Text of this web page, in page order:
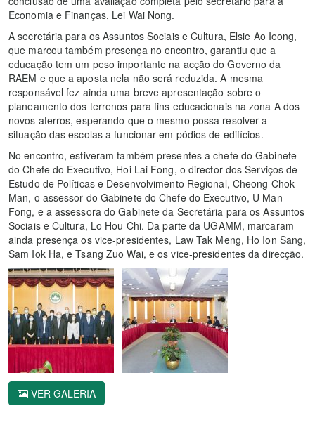
Economia e Finanças, Lei Wai Nong.
A secretária para os Assuntos Sociais e Cultura, Elsie Ao Ieong,
que marcou também presença no encontro, garantiu que a
educação tem um peso importante na acção do Governo da
RAEM e que a aposta nela não será reduzida. A mesma
responsável fez ainda uma breve apresentação sobre o
planeamento dos terrenos para fins educacionais na zona A dos
novos aterros, esperando que o mesmo possa resolver a
situação das escolas a funcionar em pódios de edifícios.
No encontro, estiveram também presentes a chefe do Gabinete
do Chefe do Executivo, Hoi Lai Fong, o director dos Serviços de
Estudo de Políticas e Desenvolvimento Regional, Cheong Chok
Man, o assessor do Gabinete do Chefe do Executivo, U Man
Fong, e a assessora do Gabinete da Secretária para os Assuntos
Sociais e Cultura, Lo Hou Chi. Da parte da UGAMM, marcaram
ainda presença os vice-presidentes, Law Tak Meng, Ho Ion Sang,
Sam Iok Ha, e Tsang Zuo Wai, e os vice-presidentes da direcção.
VER GALERIA